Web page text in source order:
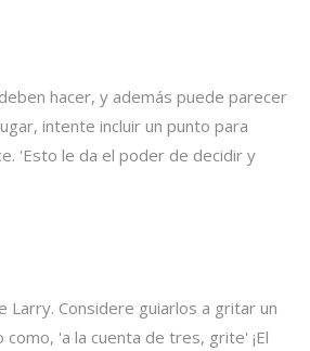
hacer, y además puede parecer
intente incluir un punto para
'Esto le da el poder de decidir y
Larry. Considere guiarlos a gritar un
como, 'a la cuenta de tres, grite' ¡El